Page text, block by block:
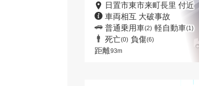
日置市東市来町長里 付近
車両相互 大破事故
普通乗用車(2) 軽自動車(1)
死亡(0) 負傷(6)
距離93m